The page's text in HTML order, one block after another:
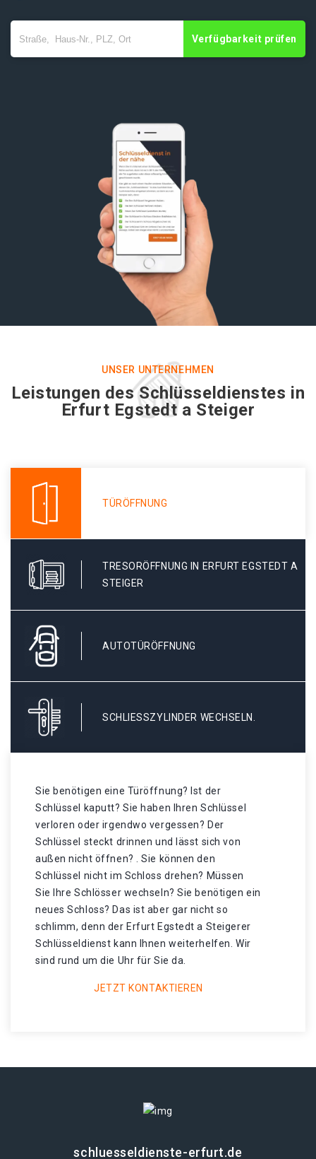
Verfügbarkeit prüfen
UNSER UNTERNEHMEN
Leistungen des Schlüsseldienstes in
Erfurt Egstedt a Steiger
TÜRÖFFNUNG
TRESORÖFFNUNG IN ERFURT EGSTEDT A
STEIGER
AUTOTÜRÖFFNUNG
SCHLIESSZYLINDER WECHSELN.
Sie benötigen eine Türöffnung? Ist der
Schlüssel kaputt? Sie haben Ihren Schlüssel
verloren oder irgendwo vergessen? Der
Schlüssel steckt drinnen und lässt sich von
außen nicht öffnen? . Sie können den
Schlüssel nicht im Schloss drehen? Müssen
Sie Ihre Schlösser wechseln? Sie benötigen ein
neues Schloss? Das ist aber gar nicht so
schlimm, denn der Erfurt Egstedt a Steigerer
Schlüsseldienst kann Ihnen weiterhelfen. Wir
sind rund um die Uhr für Sie da.
JETZT KONTAKTIEREN
schluesseldienste-erfurt.de